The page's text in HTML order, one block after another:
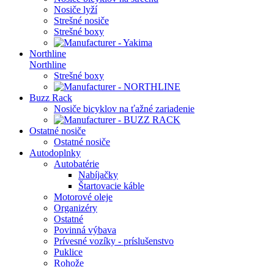
Nosiče lyží
Strešné nosiče
Strešné boxy
Northline
Northline
Strešné boxy
Buzz Rack
Nosiče bicyklov na ťažné zariadenie
Ostatné nosiče
Ostatné nosiče
Autodoplnky
Autobatérie
Nabíjačky
Štartovacie káble
Motorové oleje
Organizéry
Ostatné
Povinná výbava
Prívesné vozíky - príslušenstvo
Puklice
Rohože